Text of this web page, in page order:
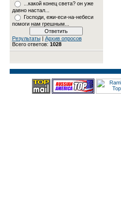
...какой конец света? он уже
давно настал...
Господи, ежи-еси-на-небеси
помоги нам грешным...
Результаты| Архив опросов
Всего ответов: 1028